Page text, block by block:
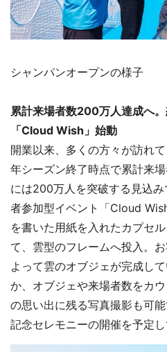
シャンパンオープンの様子
累計来場者数200万人達成へ
「Cloud Wish」始動
開業以来、多くの方々が訪れ
年シーズン終了時点で累計来
には200万人を突破する見込
者参加型イベント「Cloud
を書いた用紙を入れたカプセ
て、雲型のフレームへ投入。
よって雲のオブジェが完成し
か、オブジェや来場者数をカ
の思い出に残る写真撮影も可
記念セレモニーの開催を予定し